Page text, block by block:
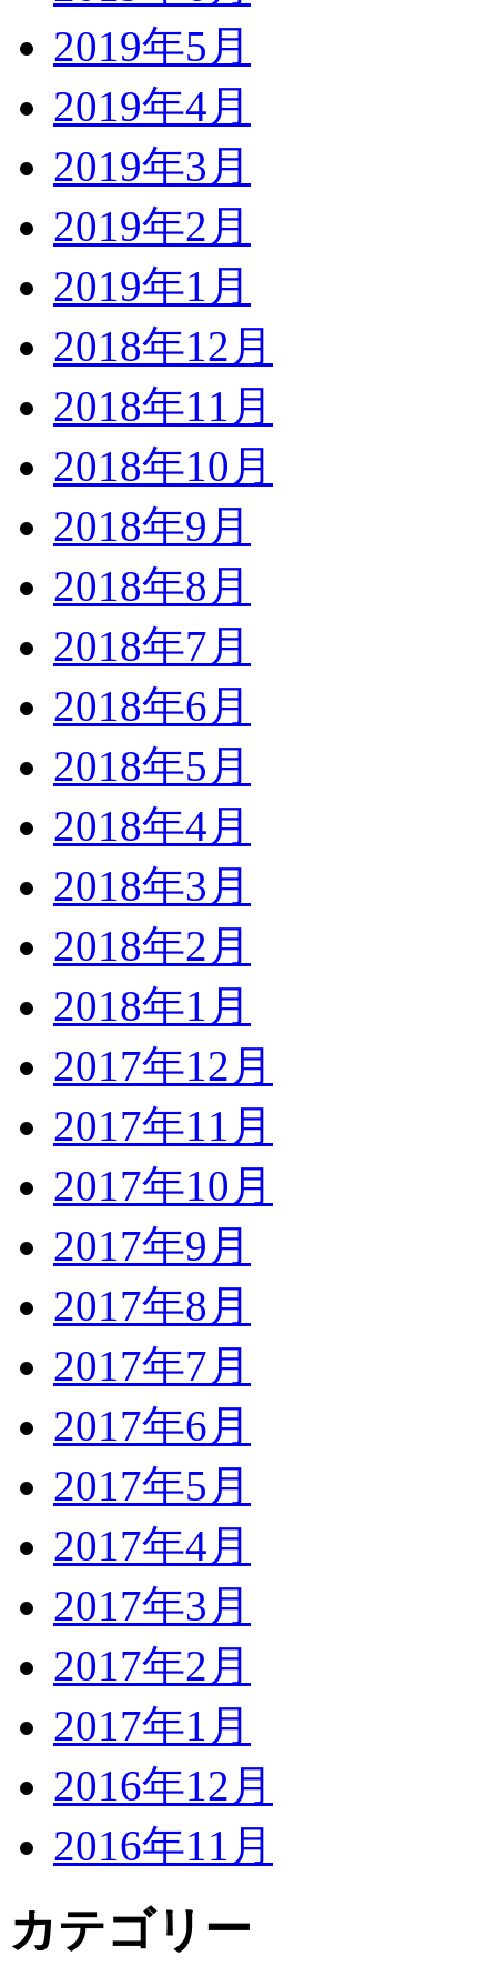
2019年5月
2019年4月
2019年3月
2019年2月
2019年1月
2018年12月
2018年11月
2018年10月
2018年9月
2018年8月
2018年7月
2018年6月
2018年5月
2018年4月
2018年3月
2018年2月
2018年1月
2017年12月
2017年11月
2017年10月
2017年9月
2017年8月
2017年7月
2017年6月
2017年5月
2017年4月
2017年3月
2017年2月
2017年1月
2016年12月
2016年11月
カテゴリー